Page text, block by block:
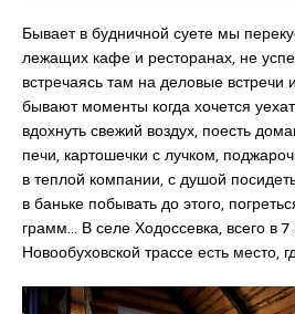
Бывает в будничной суете мы
лежащих кафе и ресторанах, не
встречаясь там на деловые
бывают моменты когда хочется
вдохнуть свежий воздух, поесть
печи, картошечки с лучком,
в теплой компании, с душой
в баньке побывать до этого,
грамм… В селе Ходоссевка, всего в
Новообуховской трассе есть место,